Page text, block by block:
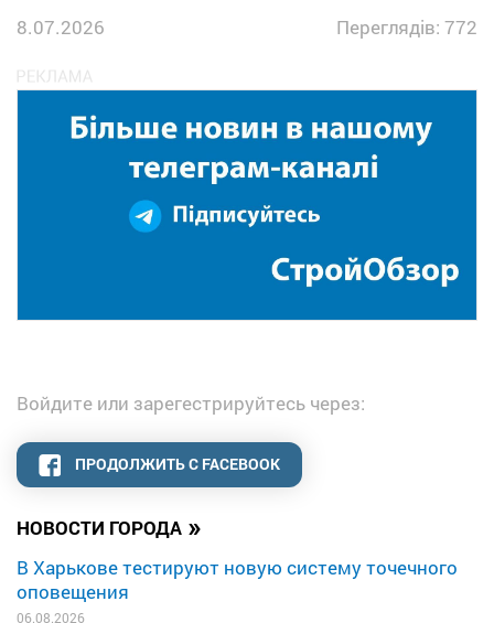
НОВОСТИ ГОРОДА »
В Харькове тестируют новую систему точечного
оповещения
06.08.2026
8.07.2026
Переглядів: 772
Войдите или зарегестрируйтесь через:
ПРОДОЛЖИТЬ С FACEBOOK